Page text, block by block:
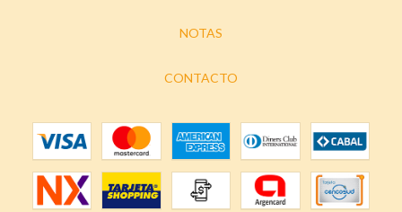
NOTAS
CONTACTO